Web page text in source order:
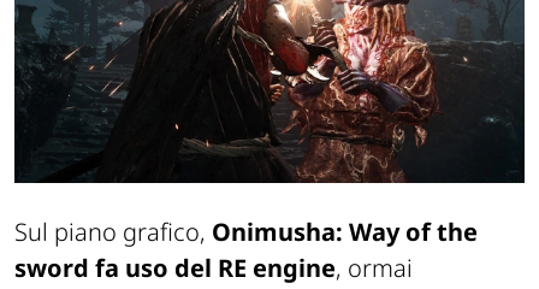
Sul piano grafico, Onimusha: Way of the
sword fa uso del RE engine, ormai